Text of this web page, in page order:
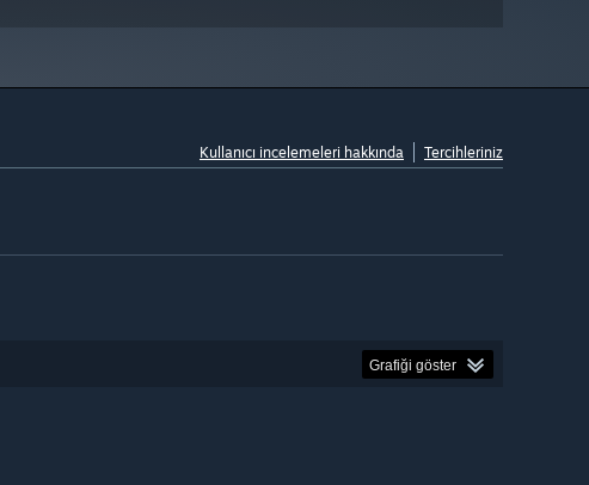
Kullanıcı incelemeleri hakkında Tercihleriniz
Grafiği göster